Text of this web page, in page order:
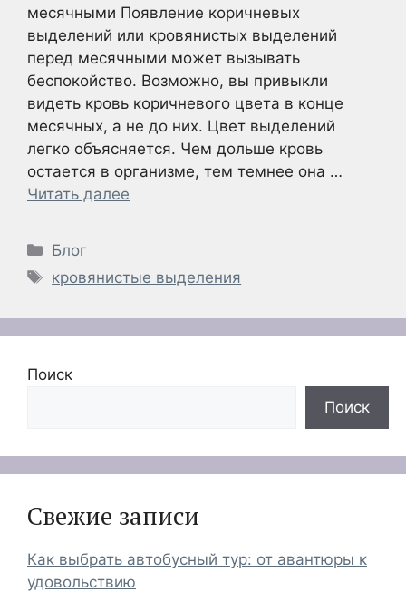
месячными Появление коричневых
выделений или кровянистых выделений
перед месячными может вызывать
беспокойство. Возможно, вы привыкли
видеть кровь коричневого цвета в конце
месячных, а не до них. Цвет выделений
легко объясняется. Чем дольше кровь
остается в организме, тем темнее она …
Читать далее
Рубрики
Блог
Метки
кровянистые выделения
Поиск
Поиск
Свежие записи
Как выбрать автобусный тур: от авантюры к
удовольствию